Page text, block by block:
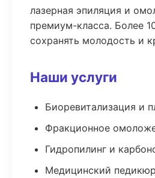
лазерная эпиляция и
премиум-класса. Более
сохранять молодость и
Наши услуги
Биоревитализация и
Фракционное
Гидропилинг и
Медицинский